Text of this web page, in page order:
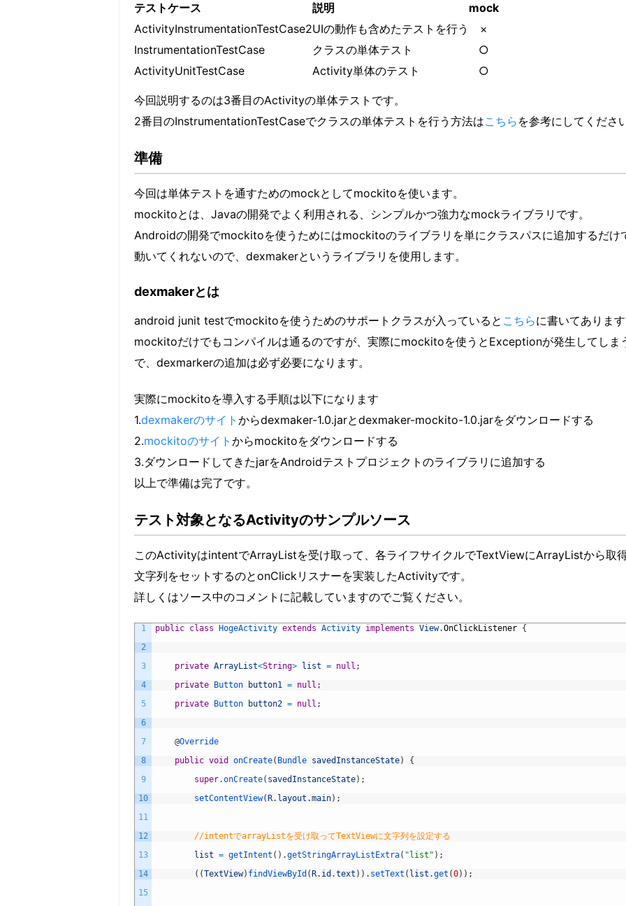
テストケース 説明
mock
ActivityInstrumentationTestCase2UIの動作も含めたテストを行う
×
InstrumentationTestCase
クラスの単体テスト
○
ActivityUnitTestCase
Activity単体のテスト ○
今回説明するのは3番目のActivityの単体テストです。
2番目のInstrumentationTestCaseでクラスの単体テストを行う方法はこちら を参考にしてくださ
準備
今回は単体テストを通すためのmockとしてmockitoを使います。
mockitoとは、Javaの開発でよく利用される、シンプルかつ強力なmockライブラリです。
Androidの開発でmockitoを使うためにはmockitoのライブラリを単にクラスパスに追加するだけ
動いてくれないので、dexmakerというライブラリを使用します。
dexmakerとは
android junit testでmockitoを使うためのサポートクラスが入っていると こちらに書いてありま
mockitoだけでもコンパイルは通るのですが、実際にmockitoを使うとExceptionが発生してしま
で、dexmarkerの追加は必ず必要になります。
実際にmockitoを導入する手順は以下になります
1.dexmakerのサイト からdexmaker-1.0.jarとdexmaker-mockito-1.0.jarをダウンロードする
2.mockitoのサイト からmockitoをダウンロードする
3.ダウンロードしてきたjarをAndroidテストプロジェクトのライブラリに追加する
以上で準備は完了です。
テスト対象となるActivityのサンプルソース
このActivityはintentでArrayListを受け取って、各ライフサイクルでTextViewにArrayListから取
文字列をセットするのとonClickリスナーを実装したActivityです。
詳しくはソース中のコメントに記載していますのでご覧ください。
1
2
3
4
5
6
7
8
9
10
11
12
13
14
15
public class HogeActivity extends Activity implements View.OnClickListener {
private ArrayList<String> list = null ;
private
Button button1 = null ;
private
Button button2 = null ;
@Override
public void onCreate( Bundle savedInstanceState)
{
super.onCreate( savedInstanceState) ;
setContentView( R. layout .main) ;
//intentでarrayListを受け取ってTextViewに文字列を設定する
list = getIntent ( ) .getStringArrayListExtra( "list" ) ;
( (TextView) findViewById ( R. id .text ) ) . setText ( list .get (0) ) ;